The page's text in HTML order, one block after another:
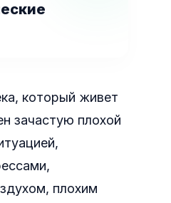
который живет
зачастую плохой
плохим